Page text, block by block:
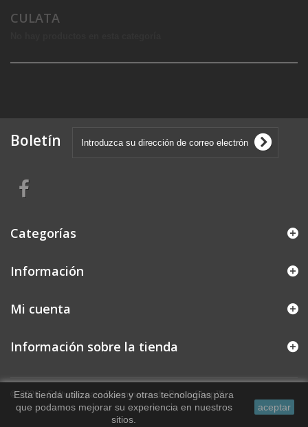
CULATA
Boletín
Categorías
Información
© 2026 - Software para Ecommerce de PrestaShop™
Mi cuenta
Información sobre la tienda
Esta tienda utiliza cookies y otras tecnologías para
que podamos mejorar su experiencia en nuestros
sitios.
aceptar